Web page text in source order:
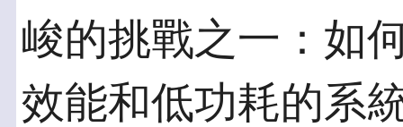
峻的挑戰之一：如
效能和低功耗的系